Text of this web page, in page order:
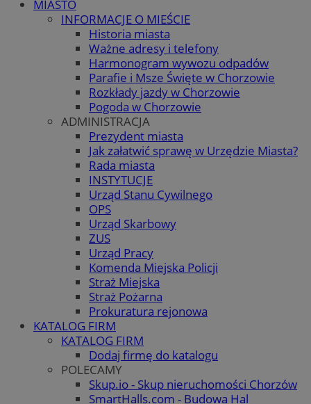
MIASTO
INFORMACJE O MIEŚCIE
Historia miasta
Ważne adresy i telefony
Harmonogram wywozu odpadów
Parafie i Msze Święte w Chorzowie
Rozkłady jazdy w Chorzowie
Pogoda w Chorzowie
ADMINISTRACJA
Prezydent miasta
Jak załatwić sprawę w Urzędzie Miasta?
Rada miasta
INSTYTUCJE
Urząd Stanu Cywilnego
OPS
Urząd Skarbowy
ZUS
Urząd Pracy
Komenda Miejska Policji
Straż Miejska
Straż Pożarna
Prokuratura rejonowa
KATALOG FIRM
KATALOG FIRM
Dodaj firmę do katalogu
POLECAMY
Skup.io - Skup nieruchomości Chorzów
SmartHalls.com - Budowa Hal